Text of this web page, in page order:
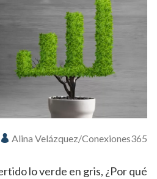
Alina Velázquez/Conexiones365
lo verde en gris, ¿Por qué